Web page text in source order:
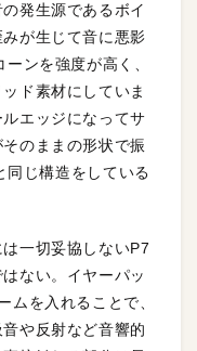
発生源であるボイ
が生じて音に悪影
ンを強度が高く、
ド素材にしていま
エッジになってサ
のままの形状で振
じ構造をしている
一切妥協しないP7
ない。イヤーパッ
ムを入れることで、
や反射など音響的